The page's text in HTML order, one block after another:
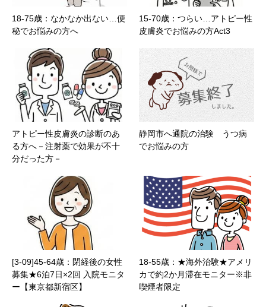
18-75歳：なかなか出ない…便
秘でお悩みの方へ
15-70歳：つらい…アトピー性
皮膚炎でお悩みの方Act3
アトピー性皮膚炎の診断のあ
る方へ－注射薬で効果が不十
分だった方－
静岡市へ通院の治験 うつ病
でお悩みの方
[3-09]45-64歳：閉経後の女性
募集★6泊7日×2回 入院モニタ
ー【東京都新宿区】
18-55歳：★海外治験★アメリ
カで約2か月滞在モニター※非
喫煙者限定